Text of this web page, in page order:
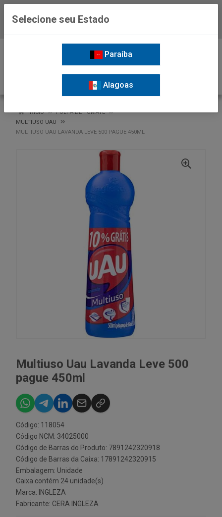
INÍCIO
POLPA DE TOMATE
MULTIUSO UAU
MULTIUSO UAU LAVANDA LEVE 500 PAGUE 450ML
Multiuso Uau Lavanda Leve 500
pague 450ml
Código: 118054
Código NCM: 34025000
Código de Barras do Produto: 7891242320918
Código de Barras da Caixa: 17891242320915
Embalagem: Unidade
Caixa contém 24 unidade(s)
Marca: INGLEZA
Fabricante: CERA INGLEZA
Selecione seu Estado
Paraíba
Alagoas